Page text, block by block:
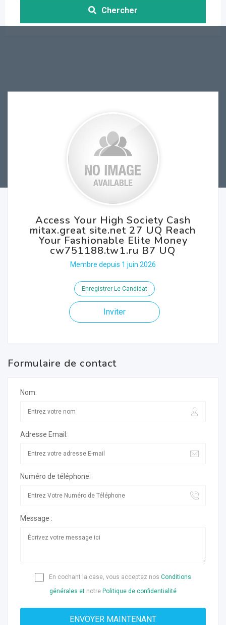
Chercher
Access Your High Society Cash
mitax.great site.net 27 UQ Reach
Your Fashionable Elite Money
cw751188.tw1.ru B7 UQ
Membre depuis 1 juin 2026
Enregistrer Le Candidat
Inviter
Formulaire de contact
Nom:
Adresse Email:
Numéro de téléphone:
Message :
En cochant la case, vous acceptez nos Conditions
générales et notre Politique de confidentialité